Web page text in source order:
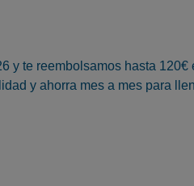
y te reembolsamos hasta 120€
y ahorra mes a mes para